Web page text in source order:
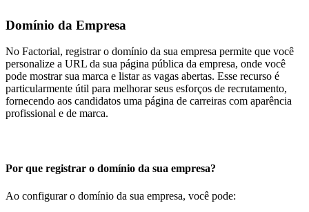
Domínio da Empresa
No Factorial, registrar o domínio da sua empresa permite que você
personalize a URL da sua página pública da empresa, onde você
pode mostrar sua marca e listar as vagas abertas. Esse recurso é
particularmente útil para melhorar seus esforços de recrutamento,
fornecendo aos candidatos uma página de carreiras com aparência
profissional e de marca.
Por que registrar o domínio da sua empresa?
Ao configurar o domínio da sua empresa, você pode: